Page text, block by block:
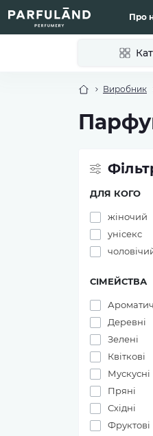
Про
Виробник
ДЛЯ КОГО
жіночий
унісекс
СІМЕЙСТВА
Деревні
Зелені
Квіткові
Мускусні
Пряні
Східні
Фруктові